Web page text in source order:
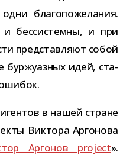
бла­го­по­же­ла­ния.
бес­си­стемны, и при
пред­став­ляют собой
бур­жу­аз­ных идей, ста­
в нашей стране
Виктора Аргонова
Аргонов project».